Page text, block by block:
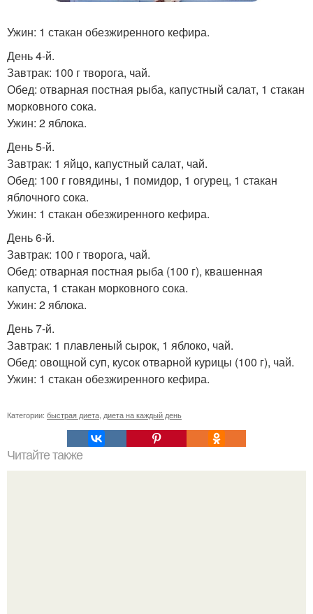
Ужин: 1 стакан обезжиренного кефира.
День 4-й.
Завтрак: 100 г творога, чай.
Обед: отварная постная рыба, капустный салат, 1 стакан
морковного сока.
Ужин: 2 яблока.
День 5-й.
Завтрак: 1 яйцо, капустный салат, чай.
Обед: 100 г говядины, 1 помидор, 1 огурец, 1 стакан
яблочного сока.
Ужин: 1 стакан обезжиренного кефира.
День 6-й.
Завтрак: 100 г творога, чай.
Обед: отварная постная рыба (100 г), квашенная
капуста, 1 стакан морковного сока.
Ужин: 2 яблока.
День 7-й.
Завтрак: 1 плавленый сырок, 1 яблоко, чай.
Обед: овощной суп, кусок отварной курицы (100 г), чай.
Ужин: 1 стакан обезжиренного кефира.
Категории: быстрая диета диета на каждый день
Читайте также